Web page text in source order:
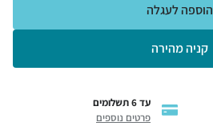
קניה מהירה
הוספה לעגלה
עד 6 תשלומים
פרטים נוספים